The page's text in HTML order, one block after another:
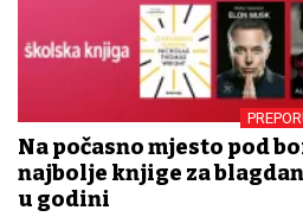
Na počasno mjesto pod
najbolje knjige za
u godini